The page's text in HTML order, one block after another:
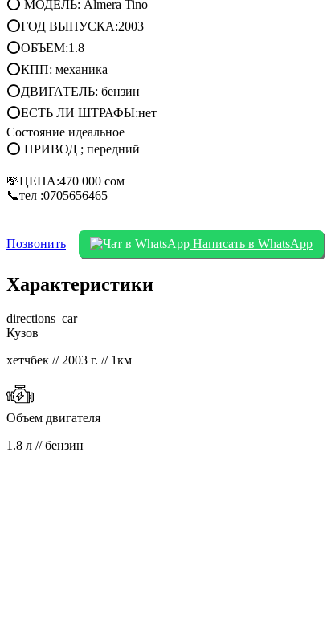
⭕ МОДЕЛЬ: Almera Tino
⭕ГОД ВЫПУСКА:2003
⭕ОБЪЕМ:1.8
⭕КПП: механика
⭕ДВИГАТЕЛЬ: бензин
⭕ЕСТЬ ЛИ ШТРАФЫ:нет
Состояние идеальное
⭕ ПРИВОД ; передний
💸ЦЕНА:470 000 сом
📞тел :0705656465
Позвонить Написать в WhatsApp
Характеристики
directions_car
Кузов
хетчбек // 2003 г. // 1км
Объем двигателя
1.8 л // бензин